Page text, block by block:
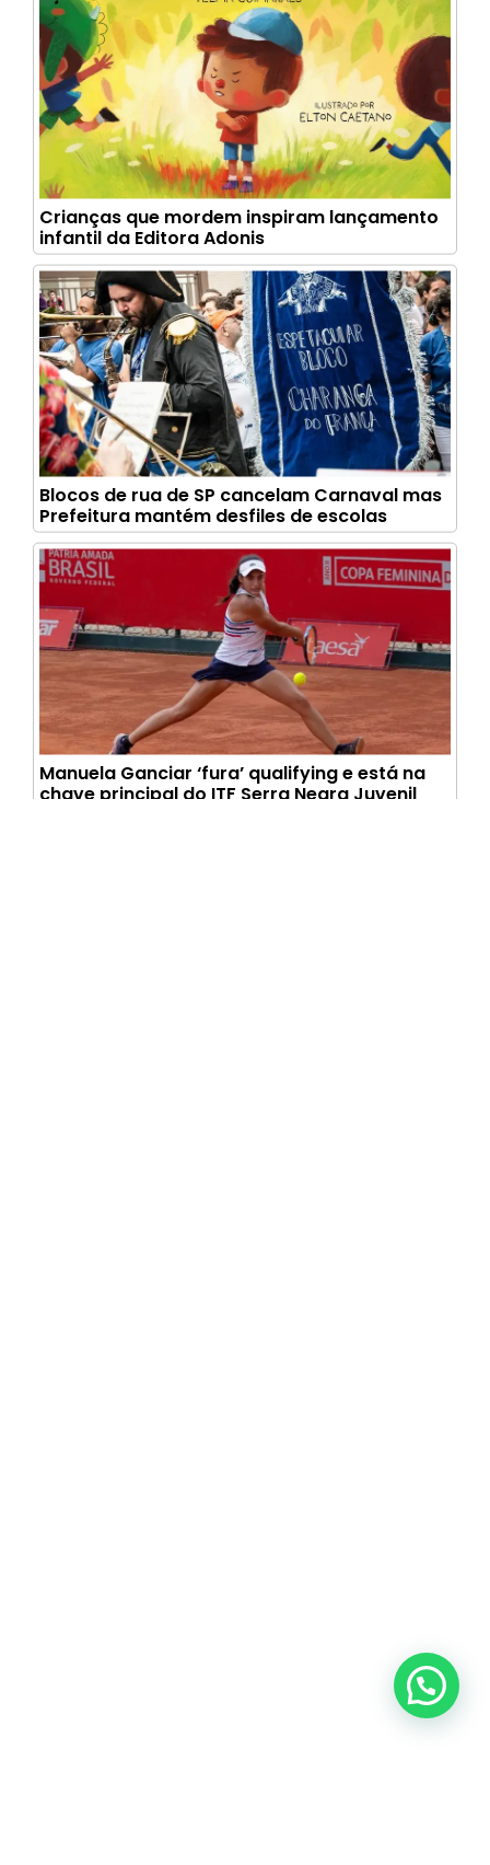
Crianças que mordem inspiram lançamento
infantil da Editora Adonis
Blocos de rua de SP cancelam Carnaval mas
Prefeitura mantém desfiles de escolas
Manuela Ganciar ‘fura’ qualifying e está na
chave principal do ITF Serra Negra Juvenil